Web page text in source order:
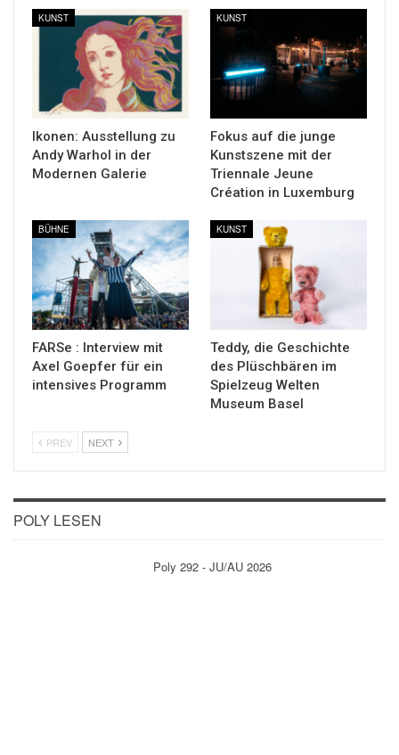
KUNST
Ikonen: Ausstellung zu
Andy Warhol in der
Modernen Galerie
KUNST
Fokus auf die junge
Kunstszene mit der
Triennale Jeune
Création in Luxemburg
BÜHNE
FARSe : Interview mit
Axel Goepfer für ein
intensives Programm
KUNST
Teddy, die Geschichte
des Plüschbären im
Spielzeug Welten
Museum Basel
PREV NEXT
POLY LESEN
Poly 292 - JU/AU 2026